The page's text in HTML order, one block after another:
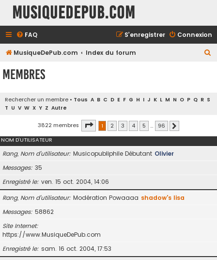
MusiqueDePub.com
FAQ Connexion
S’enregistrer
MusiqueDePub.com Index du forum
Membres
Rechercher un membre • Tous A B C D E F G H I J K L M N O P Q R S
T U V W X Y Z Autre
3822 membres Page 1sur96
1 2 3 4 5 … 96
NOM D’UTILISATEUR
Rang, Nom d’utilisateur Musicopubliphile Débutant Olivier
Messages 35
Enregistré le ven. 15 oct. 2004, 14:06
Rang, Nom d’utilisateur Modération Powaaaa shadow's lisa
Messages 58862
Site Internet
https://www.MusiqueDePub.com
Enregistré le sam. 16 oct. 2004, 17:53